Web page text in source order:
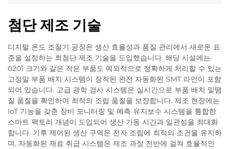
첨단 제조 기술
디지털 온도 조절기 공장은 생산 효율성과 품질 관리에서 새로운 표
준을 설정하는 최첨단 제조 기술을 도입했습니다. 해당 시설에는
0201 크기와 같은 작은 부품도 예외적으로 정확하게 처리할 수 있는
고정밀 부품 배치 시스템이 장착된 완전 자동화된 SMT 라인이 포함
되어 있습니다. 고급 광학 검사 시스템은 실시간으로 부품 배치 및땜
질 품질을 확인하여 최적의 조립 품질을 보장합니다. 제조 현장에는
IoT 기능을 갖춘 장비 모니터링 및 예측 유지보수 시스템을 통합한
스마트 팩토리 개념이 도입되어 생산 가동 시간과 일관성을 최대화
합니다. 기후 제어된 생산 구역은 전자 조립에 최적의 조건을 유지하
며, 자동화된 재료 취급 시스템은 제조 과정 전반에 걸쳐 효율적인